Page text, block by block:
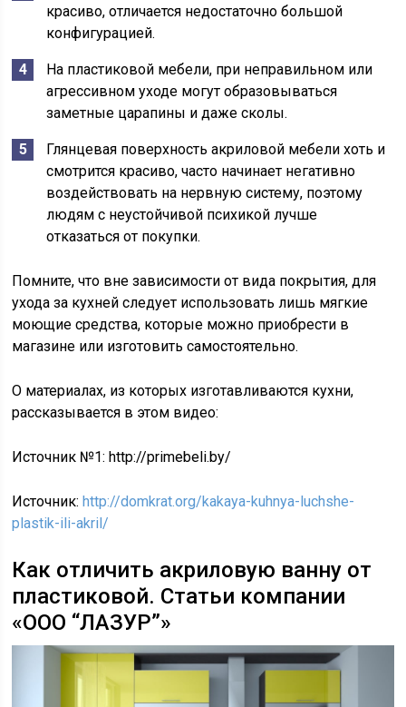
красиво, отличается недостаточно большой
конфигурацией.
На пластиковой мебели, при неправильном или
агрессивном уходе могут образовываться
заметные царапины и даже сколы.
Глянцевая поверхность акриловой мебели хоть и
смотрится красиво, часто начинает негативно
воздействовать на нервную систему, поэтому
людям с неустойчивой психикой лучше
отказаться от покупки.
Помните, что вне зависимости от вида покрытия, для
ухода за кухней следует использовать лишь мягкие
моющие средства, которые можно приобрести в
магазине или изготовить самостоятельно.
О материалах, из которых изготавливаются кухни,
рассказывается в этом видео:
Источник №1: http://primebeli.by/
Источник: http://domkrat.org/kakaya-kuhnya-luchshe-
plastik-ili-akril/
Как отличить акриловую ванну от
пластиковой. Статьи компании
«ООО “ЛАЗУР”»